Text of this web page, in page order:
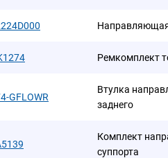
Направляющая
Ремкомплект
GFLOWR
Втулка
заднего
Комплект
суппорта